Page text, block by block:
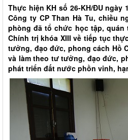
Thực hiện KH số 26-KH/ĐU ngày
Công ty CP Than Hà Tu, chiều
phòng đã tổ chức học tập, quán
Chính trị khóa XIII về tiếp tục
tưởng, đạo đức, phong cách Hồ
và làm theo tư tưởng, đạo đức,
phát triển đất nước phồn vinh,